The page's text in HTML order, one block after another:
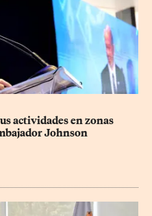
actividades en zonas
Johnson